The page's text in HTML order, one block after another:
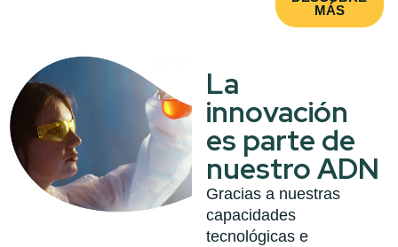
MÁS
La
innovación
es parte de
nuestro ADN
Gracias a nuestras
capacidades
tecnológicas e